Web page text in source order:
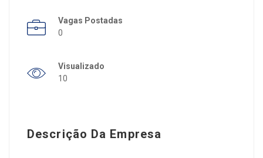
Vagas Postadas
0
Visualizado
10
Descrição Da Empresa